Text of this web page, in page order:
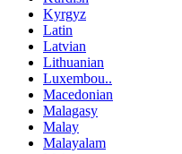
Kyrgyz
Latin
Latvian
Lithuanian
Luxembou..
Macedonian
Malagasy
Malay
Malayalam